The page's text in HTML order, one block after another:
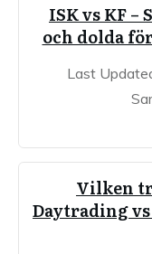
ISK vs KF
och dolda
Last
Vilken
Daytrading